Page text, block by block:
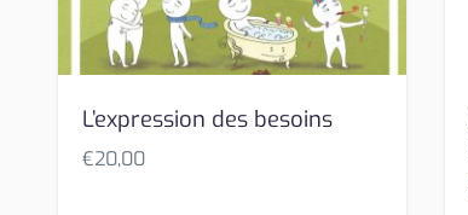
L’expression des besoins
€20,00